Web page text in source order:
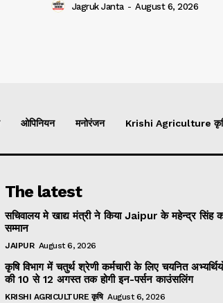
Jagruk Janta - August 6, 2026
ओपिनियन मनोरंजन Krishi Agriculture
The latest
सचिवालय मे खाद्य मंत्री ने किया Jaipur के महेन्द्र सिंह
सम्मान
JAIPUR August 6, 2026
कृषि विभाग में चतुर्थ श्रेणी कर्मचारी के लिए चयनित
की 10 से 12 अगस्त तक होगी इन-पर्सन काउंसलिंग
KRISHI AGRICULTURE कृषि August 6, 2026